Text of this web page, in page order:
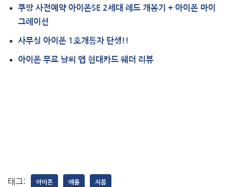
쿠팡 사전예약 아이폰SE 2세대 레드 개봉기 + 아이폰 마이
그레이션
사무실 아이폰 1호개통자 탄생!!
아이폰 무료 날씨 앱 현대카드 웨더 리뷰
태그: 아이폰 애플 지름